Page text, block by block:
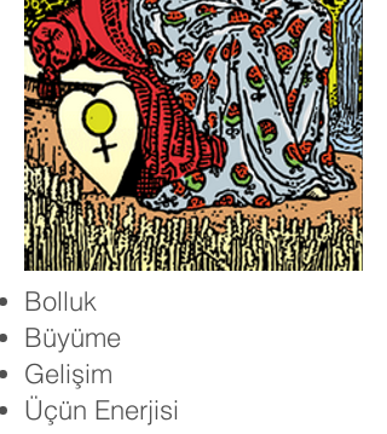
Bolluk
Büyüme
Gelişim
Üçün Enerjisi